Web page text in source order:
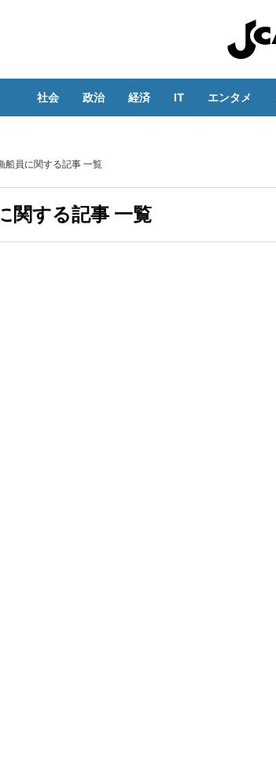
社会 政治 経済 IT エンタメ
船員に関する記事 一覧
関する記事 一覧